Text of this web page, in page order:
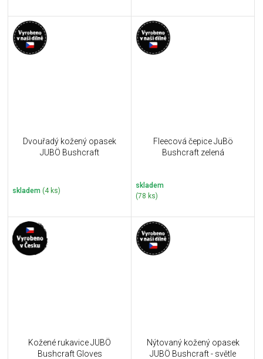
Dvouřadý kožený opasek
JUBÖ Bushcraft
skladem (4 ks)
Fleecová čepice JuBö
Bushcraft zelená
skladem
(78 ks)
Kožené rukavice JUBÖ
Bushcraft Gloves
Nýtovaný kožený opasek
JUBÖ Bushcraft - světle